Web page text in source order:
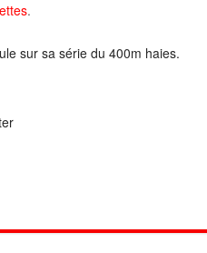
.
sur sa série du 400m haies.